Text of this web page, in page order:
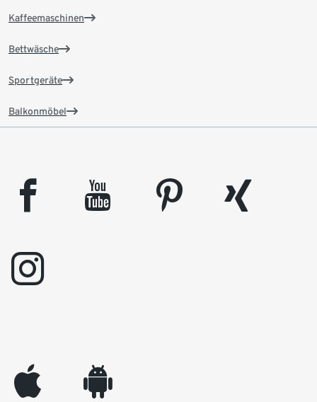
Kaffeemaschinen
Bettwäsche
Sportgeräte
Balkonmöbel
facebook youtube pinterest
xing
instagram
appleinc android